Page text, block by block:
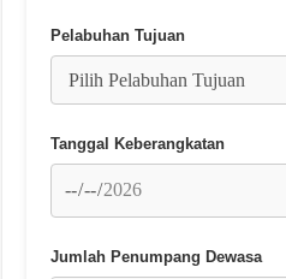
Pelabuhan Tujuan
Tanggal Keberangkatan
Jumlah Penumpang Dewasa